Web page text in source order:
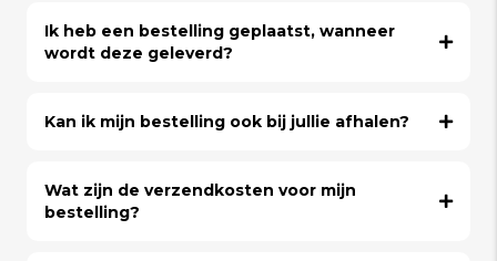
Ik heb een bestelling geplaatst, wanneer
wordt deze geleverd?
Kan ik mijn bestelling ook bij jullie afhalen?
Wat zijn de verzendkosten voor mijn
bestelling?